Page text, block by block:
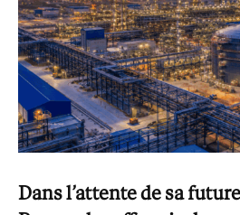
Dans l’attente de sa